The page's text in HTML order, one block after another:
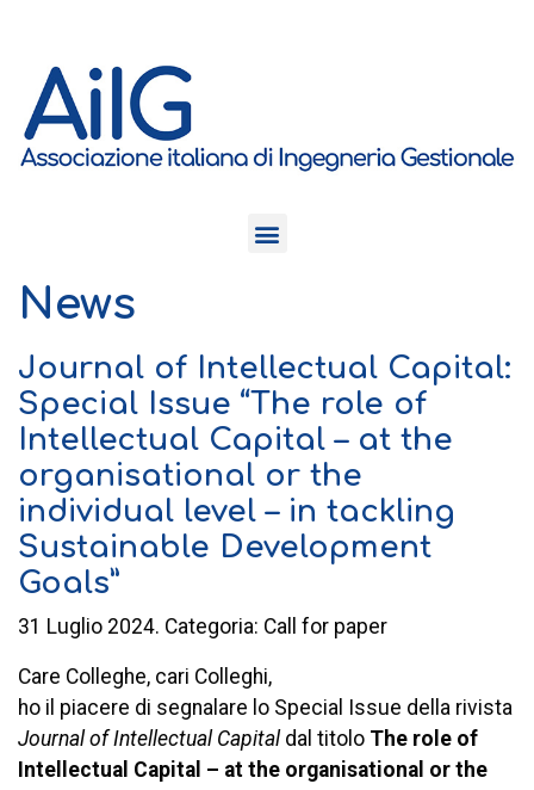
News
Journal of Intellectual Capital:
Special Issue “The role of
Intellectual Capital – at the
organisational or the
individual level – in tackling
Sustainable Development
Goals”
31 Luglio 2024. Categoria: Call for paper
Care Colleghe, cari Colleghi,
ho il piacere di segnalare lo Special Issue della rivista
Journal of Intellectual Capital dal titolo The role of
Intellectual Capital – at the organisational or the